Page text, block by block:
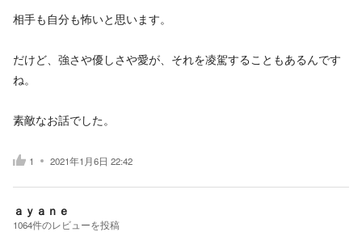
相手も自分も怖いと思います。
だけど、強さや優しさや愛が、それを凌駕することもあるんです
ね。
素敵なお話でした。
1 2021年1月6日 22:42
ａｙａｎｅ
1064件のレビューを投稿